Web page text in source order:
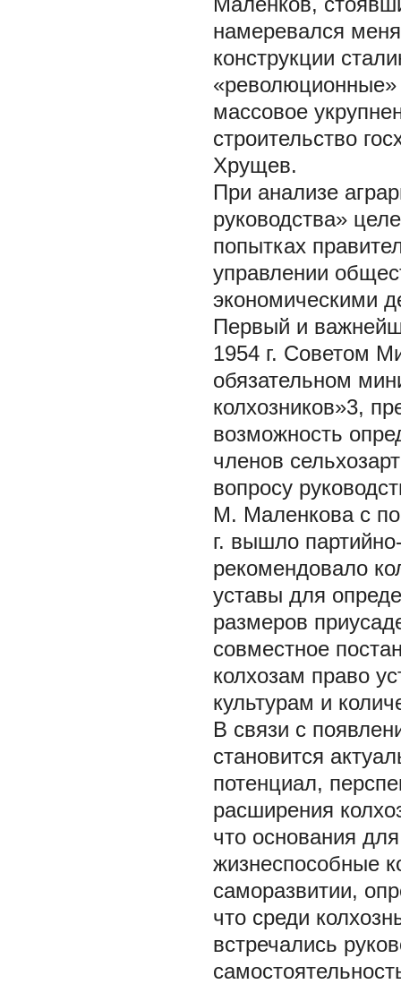
намеревался
конструкции
массовое
строительство
Хрущев.
При анализе
руководства»
попытках
управлении
экономическими
Первый и
1954 г. Советом
обязательном
колхозников»3,
возможность
членов
вопросу
М. Маленкова с
г. вышло
рекомендовало
уставы для
размеров
совместное
колхозам право
культурам и
В связи с
становится
потенциал,
расширения
что основания
жизнеспособные
саморазвитии,
что среди
встречались